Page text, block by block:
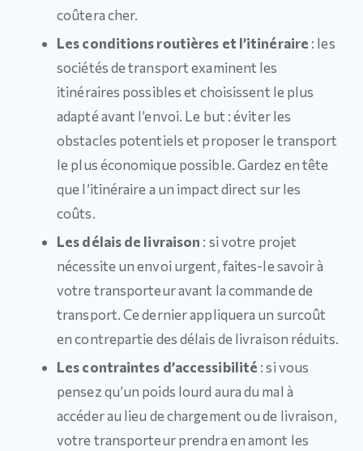
coûtera cher.
Les conditions routières et l’itinéraire : les
sociétés de transport examinent les
itinéraires possibles et choisissent le plus
adapté avant l’envoi. Le but : éviter les
obstacles potentiels et proposer le transport
le plus économique possible. Gardez en tête
que l’itinéraire a un impact direct sur les
coûts.
Les délais de livraison : si votre projet
nécessite un envoi urgent, faites-le savoir à
votre transporteur avant la commande de
transport. Ce dernier appliquera un surcoût
en contrepartie des délais de livraison réduits.
Les contraintes d’accessibilité : si vous
pensez qu’un poids lourd aura du mal à
accéder au lieu de chargement ou de livraison,
votre transporteur prendra en amont les